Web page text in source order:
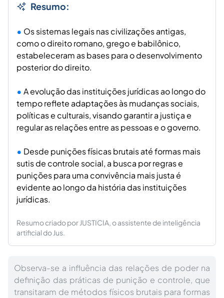
Resumo:
Os sistemas legais nas civilizações antigas,
como o direito romano, grego e babilônico,
estabeleceram as bases para o desenvolvimento
posterior do direito.
A evolução das instituições jurídicas ao longo do
tempo reflete adaptações às mudanças sociais,
políticas e culturais, visando garantir a justiça e
regular as relações entre as pessoas e o governo.
Desde punições físicas brutais até formas mais
sutis de controle social, a busca por regras e
punições para uma convivência mais justa é
evidente ao longo da história das instituições
jurídicas.
Resumo criado por JUSTICIA, o assistente de inteligência
artificial do Jus.
Observa-se a influência das relações de poder na
definição das práticas de punição e controle, que
transitaram de métodos físicos brutais para formas